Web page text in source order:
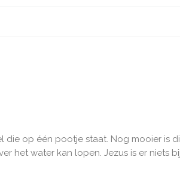
die op één pootje staat. Nog mooier is
het water kan ​lopen. Jezus is er niets